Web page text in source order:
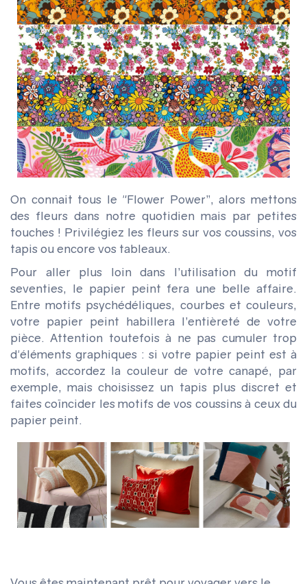
On connait tous le "Flower Power”, alors mettons
des fleurs dans notre quotidien mais par petites
touches ! Privilégiez les fleurs sur vos coussins, vos
tapis ou encore vos tableaux.
Pour aller plus loin dans l’utilisation du motif
seventies, le papier peint fera une belle affaire.
Entre motifs psychédéliques, courbes et couleurs,
votre papier peint habillera l’entièreté de votre
pièce. Attention toutefois à ne pas cumuler trop
d'éléments graphiques : si votre papier peint est à
motifs, accordez la couleur de votre canapé, par
exemple, mais choisissez un tapis plus discret et
faites coïncider les motifs de vos coussins à ceux du
papier peint.